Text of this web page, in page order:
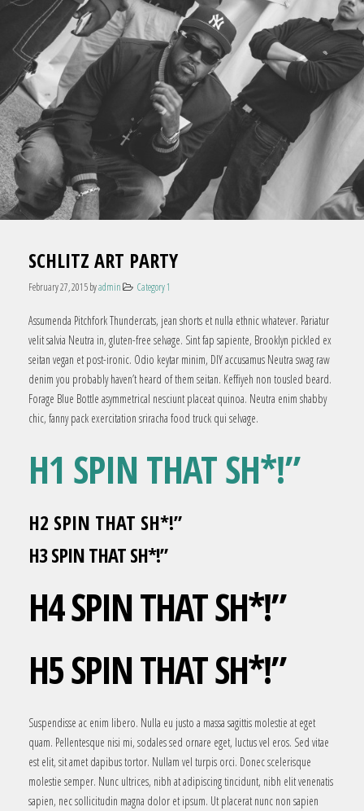
SCHLITZ ART PARTY
February 27, 2015byadmin Category 1
Assumenda Pitchfork Thundercats, jean shorts et nulla ethnic whatever. Pariatur
velit salvia Neutra in, gluten-free selvage. Sint fap sapiente, Brooklyn pickled ex
seitan vegan et post-ironic. Odio keytar minim, DIY accusamus Neutra swag raw
denim you probably haven’t heard of them seitan. Keffiyeh non tousled beard.
Forage Blue Bottle asymmetrical nesciunt placeat quinoa. Neutra enim shabby
chic, fanny pack exercitation sriracha food truck qui selvage.
H1 SPIN THAT SH*!”
H2 SPIN THAT SH*!”
H3 SPIN THAT SH*!”
H4 SPIN THAT SH*!”
H5 SPIN THAT SH*!”
Suspendisse ac enim libero. Nulla eu justo a massa sagittis molestie at eget
quam. Pellentesque nisi mi, sodales sed ornare eget, luctus vel eros. Sed vitae
est elit, sit amet dapibus tortor. Nullam vel turpis orci. Donec scelerisque
molestie semper. Nunc ultrices, nibh at adipiscing tincidunt, nibh elit venenatis
sapien, nec sollicitudin magna dolor et ipsum. Ut placerat nunc non sapien